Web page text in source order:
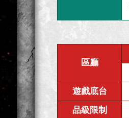
區廳
遊戲底台
品級限制